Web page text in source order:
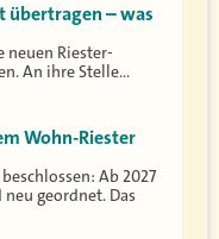
übertragen – was
neuen Riester-
An ihre Stelle…
Wohn-Riester
Ab 2027
geordnet. Das